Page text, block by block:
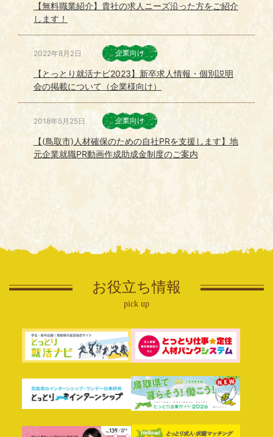
【無料職業紹介】貴社の求人ニーズ沿った方をご紹介
します！
2022年8月2日 企業向け
【とっとり就活ナビ2023】新卒求人情報・個別説明
会の掲載について（企業様向け）
2018年5月25日 企業向け
【(鳥取市)人材確保のための自社PRを支援します】地
元企業就職PR動画作成助成金制度のご案内
お役立ち情報
pick up